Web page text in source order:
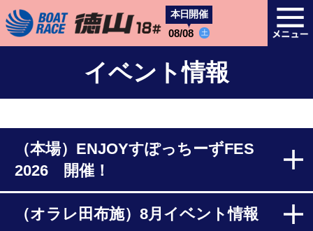
本日開催
08/08 土
イベント情報
（本場）ENJOYすぽっちーずFES
2026 開催！
＼ 今年も開催決定！ ／
（オラレ田布施）8月イベント情報